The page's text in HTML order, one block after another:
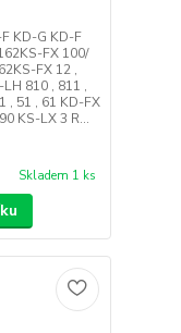
KD-G KD-F
FX 100/
FX 12 ,
810 , 811 ,
, 51 , 61 KD-FX
KS-LX 3 R...
Skladem 1 ks